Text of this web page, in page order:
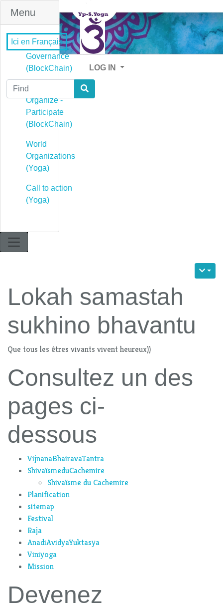
Menu
Governance
(BlockChain)
Governance -
Organize -
Participate
(BlockChain)
World
Organizations
(Yoga)
Call to action
(Yoga)
Ici en Français
LOG IN
Find
Lokah samastah
sukhino bhavantu
Que tous les êtres vivants vivent heureux))
Consultez un des
pages ci-
dessous
VijnanaBhairavaTantra
ShivaïsmeduCachemire
Shivaïsme du Cachemire
Planification
sitemap
Festival
Raja
AnadiAvidyaYuktasya
Viniyoga
Mission
Devenez